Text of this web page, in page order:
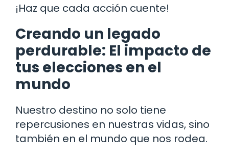
¡Haz que cada acción cuente!
Creando un legado
perdurable: El impacto de
tus elecciones en el
mundo
Nuestro destino no solo tiene
repercusiones en nuestras vidas, sino
también en el mundo que nos rodea.